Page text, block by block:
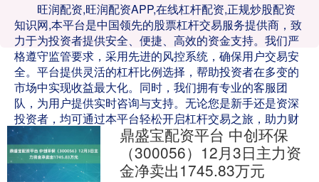
旺润配资,旺润配资APP,在线杠杆配资,正规炒股配资
知识网,本平台是中国领先的股票杠杆交易服务提供商，致
力于为投资者提供安全、便捷、高效的资金支持。我们严
格遵守监管要求，采用先进的风控系统，确保用户交易安
全。平台提供灵活的杠杆比例选择，帮助投资者在多变的
市场中实现收益最大化。同时，我们拥有专业的客服团
队，为用户提供实时咨询与支持。无论您是新手还是资深
投资者，均可通过本平台轻松开启杠杆交易之旅，助力财
富增值。
鼎盛宝配资平台 中创环保
（300056）12月3日主力资
金净卖出1745.83万元